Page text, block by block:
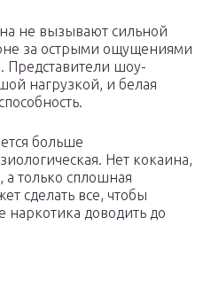
не вызывают сильной
за острыми ощущениями
Представители шоу-
нагрузкой, и белая
больше
Нет кокаина,
а только сплошная
сделать все, чтобы
наркотика доводить до